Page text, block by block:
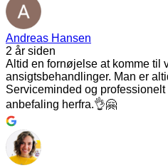
Andreas Hansen
2 år siden
Altid en fornøjelse at komme til
ansigtsbehandlinger. Man er
Serviceminded og
anbefaling herfra.👌🤗